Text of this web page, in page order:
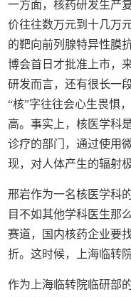
一方面，核药研发生产
价往往数万元到十几万
的靶向前列腺特异性膜
博会首日才批准上市，
研发而言，还有很长一
“核”字往往会心生畏惧
高。事实上，核医学科
诊疗的部门，通过使用
现，对人体产生的辐射
邢岩作为一名核医学科
目不如其他学科医生那
赛道，国内核药企业要
折。这时候，上海临转
作为上海临转院临研部